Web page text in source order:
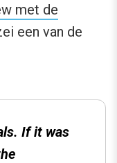
met de
een van de
If it was